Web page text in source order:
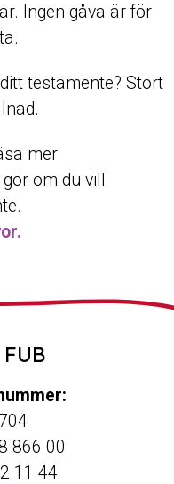
Ingen gåva är för
testamente? Stort
mer
om du vill
866 00
11 44